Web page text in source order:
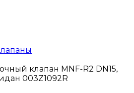
клапан MNF-R2 DN15,
003Z1092R